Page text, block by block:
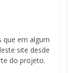
que em algum
site desde
do projeto.